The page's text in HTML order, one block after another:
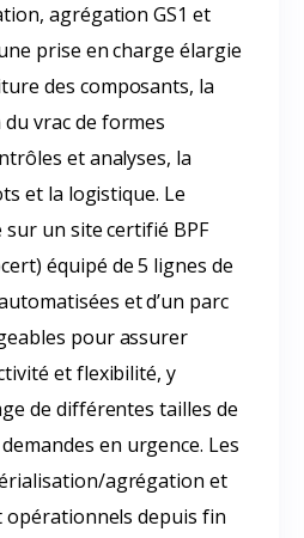
agrégation GS1 et
prise en charge élargie
des composants, la
vrac de formes
et analyses, la
et la logistique. Le
sur un site certifié BPF
équipé de 5 lignes de
et d’un parc
pour assurer
et flexibilité, y
de différentes tailles de
en urgence. Les
agrégation et
opérationnels depuis fin